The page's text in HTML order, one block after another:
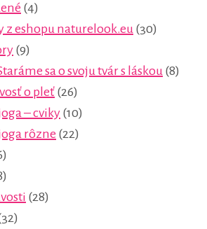
(4)
z eshopu naturelook.eu (30)
(9)
sa o svoju tvár s láskou (8)
o pleť (26)
– cviky (10)
rôzne (22)
(28)